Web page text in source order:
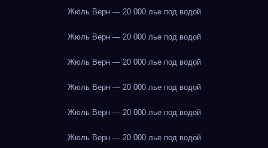
Жюль Верн — 20 000 лье под водой
Жюль Верн — 20 000 лье под водой
Жюль Верн — 20 000 лье под водой
Жюль Верн — 20 000 лье под водой
Жюль Верн — 20 000 лье под водой
Жюль Верн — 20 000 лье под водой